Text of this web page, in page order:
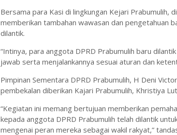
Bersama para Kasi di lingkungan Kejari Prabumulih,
memberikan tambahan wawasan dan pengetahuan
dilantik.
“Intinya, para anggota DPRD Prabumulih baru
jawab serta menjalankannya sesuai aturan dan
Pimpinan Sementara DPRD Prabumulih, H Deni
pembekalan diberikan Kajari Prabumulih, Khristiya
“Kegiatan ini memang bertujuan memberikan
kepada anggota DPRD Prabumulih telah dilantik
mengenai peran mereka sebagai wakil rakyat,”